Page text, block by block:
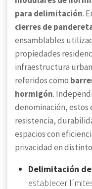
para delimitación.
cierres de
ensamblables
propiedades
infraestructura
referidos como
hormigón.
denominación, estos
resistencia,
espacios con
privacidad en
Delimitación
establecer